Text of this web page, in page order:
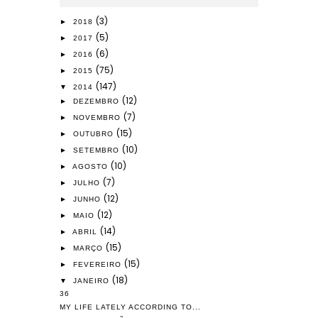
► 2018 (3)
► 2017 (5)
► 2016 (6)
► 2015 (75)
▼ 2014 (147)
► DEZEMBRO (12)
► NOVEMBRO (7)
► OUTUBRO (15)
► SETEMBRO (10)
► AGOSTO (10)
► JULHO (7)
► JUNHO (12)
► MAIO (12)
► ABRIL (14)
► MARÇO (15)
► FEVEREIRO (15)
▼ JANEIRO (18)
36
MY LIFE LATELY ACCORDING TO...